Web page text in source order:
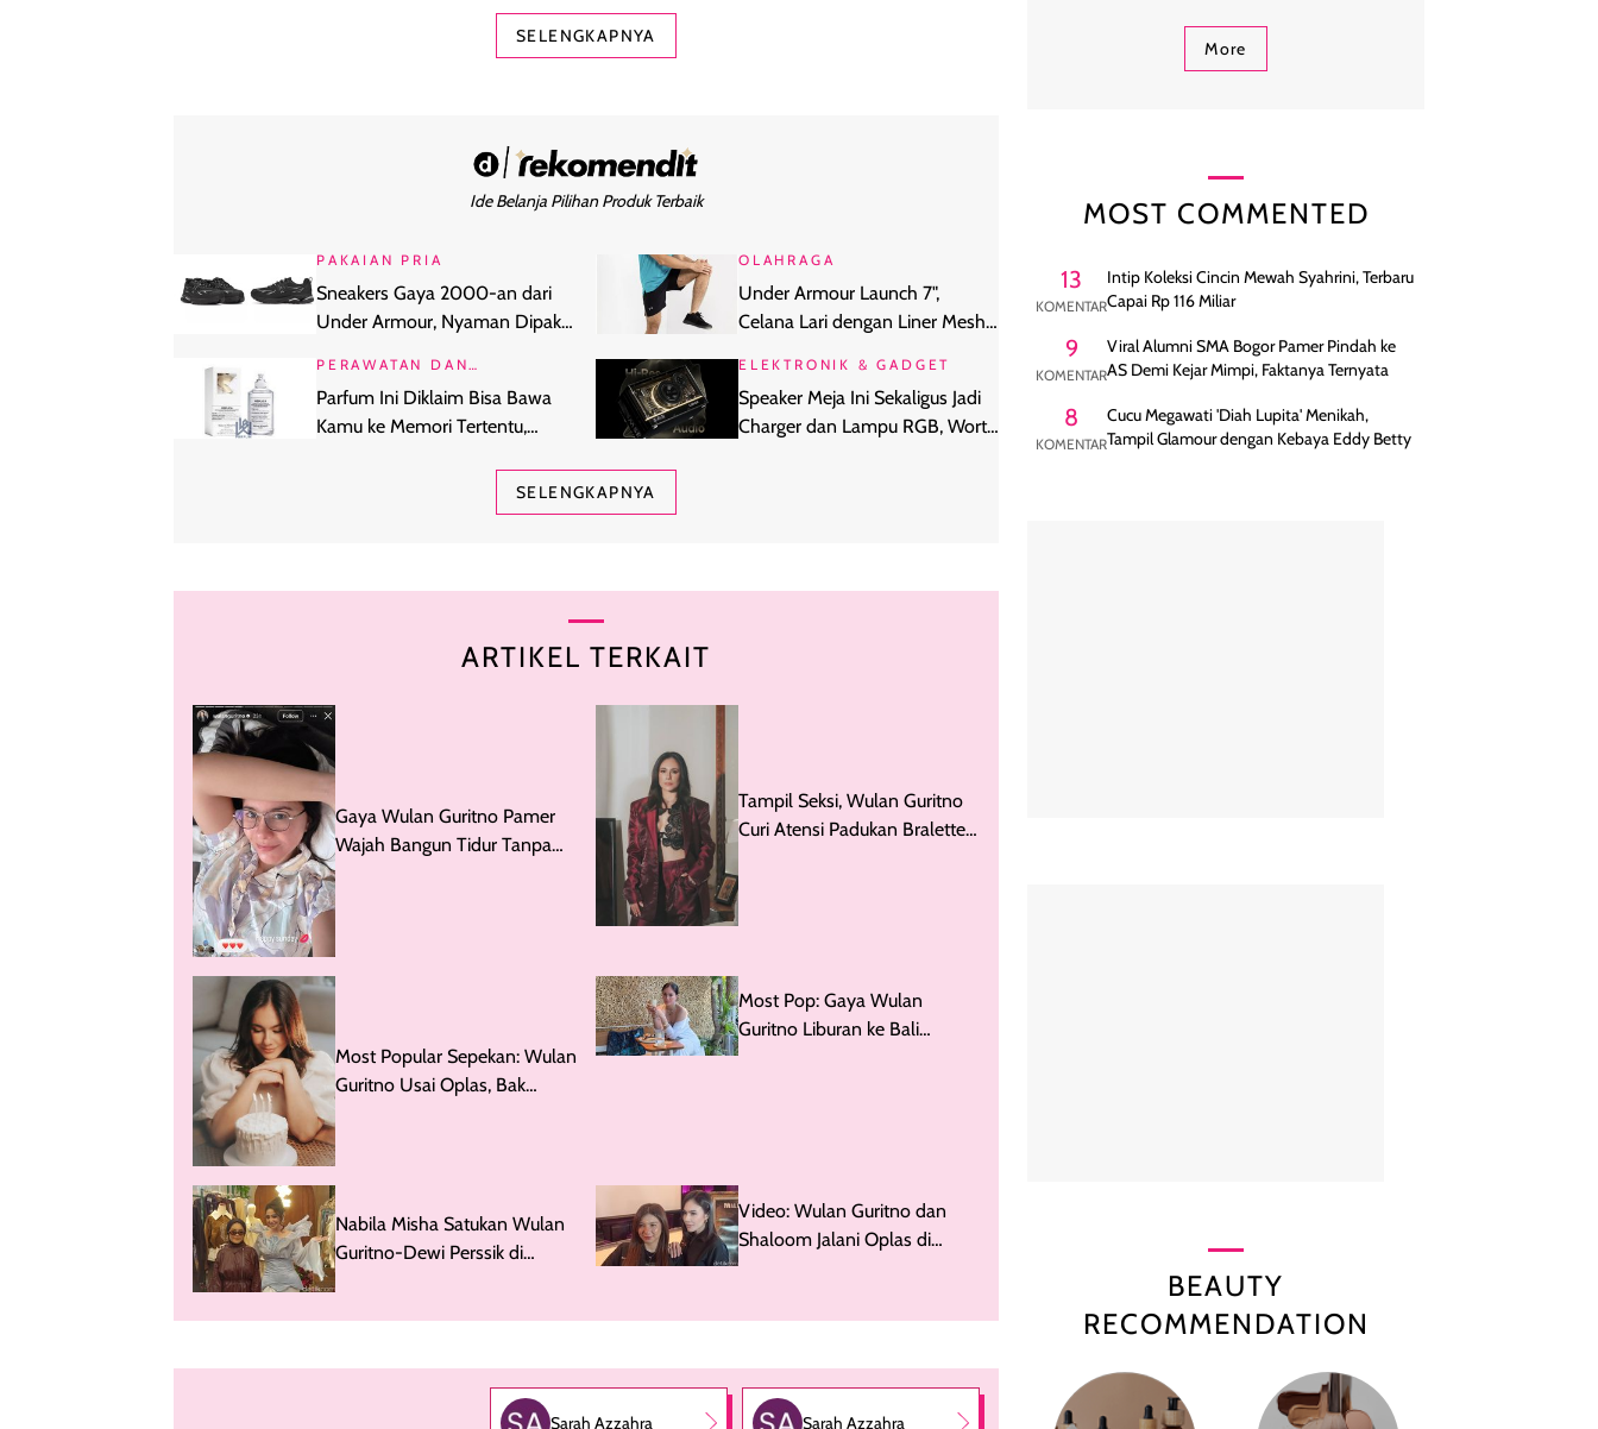
SELENGKAPNYA
Ide Belanja Pilihan Produk Terbaik
PAKAIAN PRIA
Sneakers Gaya 2000-an dari
Under Armour, Nyaman Dipakai
OLAHRAGA
Under Armour Launch 7",
Celana Lari dengan Liner Mesh
PERAWATAN DAN
Parfum Ini Diklaim Bisa Bawa
Kamu ke Memori Tertentu,
ELEKTRONIK & GADGET
Speaker Meja Ini Sekaligus Jadi
Charger dan Lampu RGB, Worth
SELENGKAPNYA
ARTIKEL TERKAIT
Gaya Wulan Guritno Pamer
Wajah Bangun Tidur Tanpa
Tampil Seksi, Wulan Guritno
Curi Atensi Padukan Bralette
Most Popular Sepekan: Wulan
Guritno Usai Oplas, Bak
Most Pop: Gaya Wulan
Guritno Liburan ke Bali
Nabila Misha Satukan Wulan
Guritno-Dewi Perssik di
Video: Wulan Guritno dan
Shaloom Jalani Oplas di
Sarah Azzahra Sarah Azzahra
More
MOST COMMENTED
13
KOMENTAR
Intip Koleksi Cincin Mewah Syahrini, Terbaru
Capai Rp 116 Miliar
9
KOMENTAR
Viral Alumni SMA Bogor Pamer Pindah ke
AS Demi Kejar Mimpi, Faktanya Ternyata
8
KOMENTAR
Cucu Megawati 'Diah Lupita' Menikah,
Tampil Glamour dengan Kebaya Eddy Betty
BEAUTY
RECOMMENDATION